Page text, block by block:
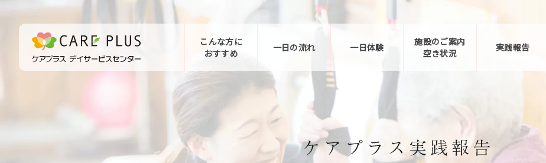
こんな方に
おすすめ
一日の流れ 一日体験
施設のご案内
空き状況
実践報告
お問い合わせ